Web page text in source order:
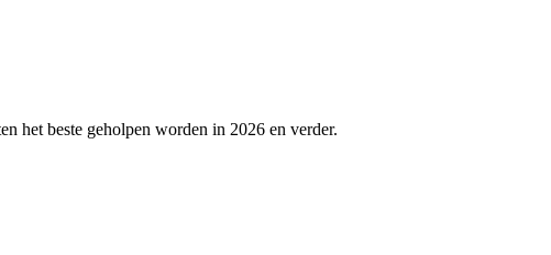
het beste geholpen worden in 2026 en verder.